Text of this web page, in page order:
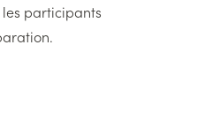
participants